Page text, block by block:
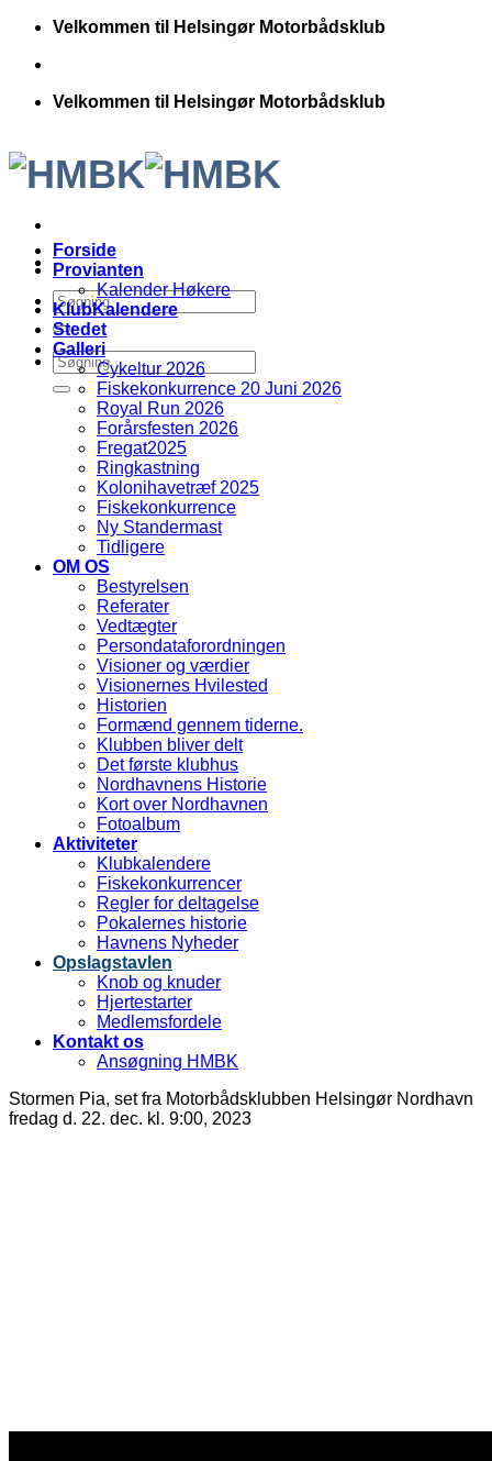
Fortsæt
indhold
Velkommen til Helsingør Motorbådsklub
Velkommen til Helsingør Motorbådsklub
Forside
Provianten
Kalender Høkere
KlubKalendere
Stedet
Galleri
Cykeltur 2026
Fiskekonkurrence 20 Juni 2026
Royal Run 2026
Forårsfesten 2026
Fregat2025
Ringkastning
Kolonihavetræf 2025
Fiskekonkurrence
Ny Standermast
Tidligere
OM OS
Bestyrelsen
Referater
Vedtægter
Persondataforordningen
Visioner og værdier
Visionernes Hvilested
Historien
Formænd gennem tiderne.
Klubben bliver delt
Det første klubhus
Nordhavnens Historie
Kort over Nordhavnen
Fotoalbum
Aktiviteter
Klubkalendere
Fiskekonkurrencer
Regler for deltagelse
Pokalernes historie
Havnens Nyheder
Opslagstavlen
Knob og knuder
Hjertestarter
Medlemsfordele
Kontakt os
Ansøgning HMBK
Stormen Pia, set fra Motorbådsklubben Helsingør Nordhavn
fredag d. 22. dec. kl. 9:00, 2023